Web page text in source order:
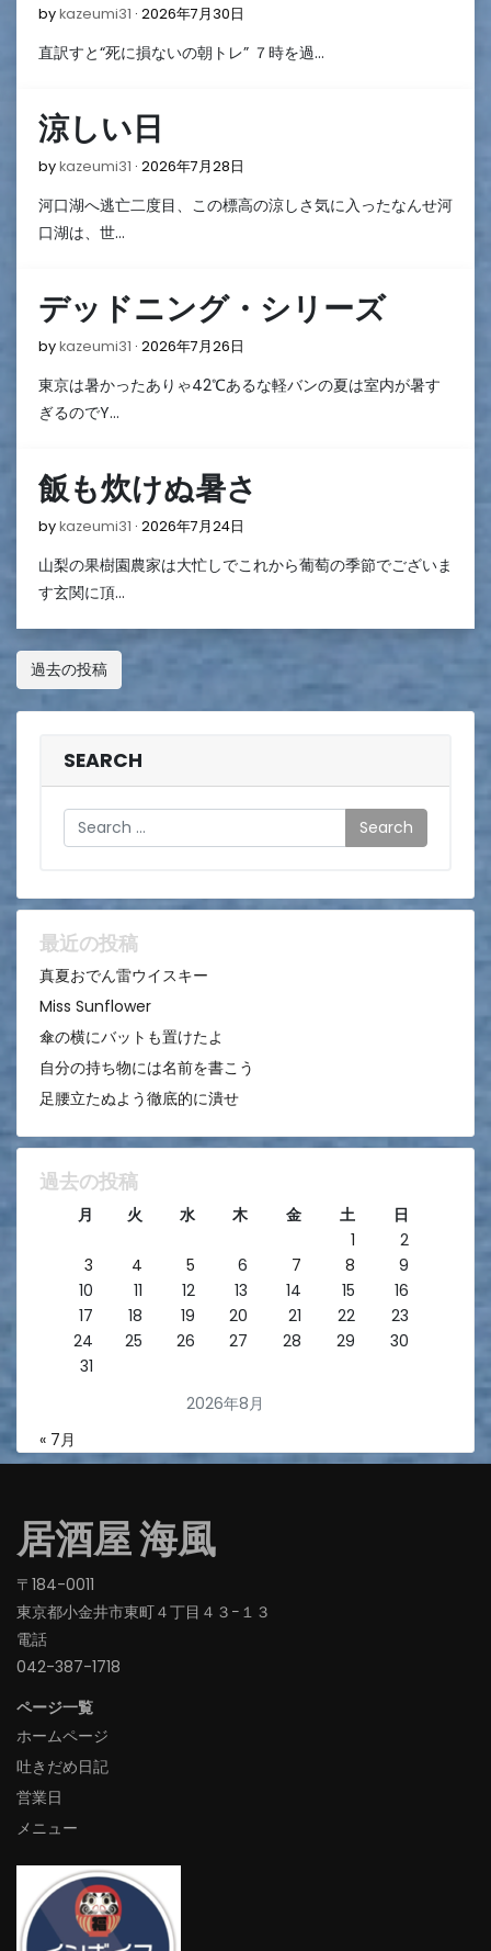
bykazeumi31 2026年7月30日
7
直訳すと“死に損ないの朝トレ” ７時を過…
涼しい日
bykazeumi31 2026年7月28日
7
河口湖へ逃亡二度目、この標高の涼しさ気に入ったなんせ河
口湖は、世…
デッドニング・シリーズ
bykazeumi31 2026年7月26日
7
東京は暑かったありゃ42℃あるな軽バンの夏は室内が暑す
ぎるのでY…
飯も炊けぬ暑さ
bykazeumi31 2026年7月24日
7
日
山梨の果樹園農家は大忙しでこれから葡萄の季節でございま
す玄関に頂…
投
稿
ビ
ゲ
シ
ョ
ン
過去の投稿
SEARCH
Search
最近の投稿
真夏おでん雷ウイスキー
Miss Sunflower
傘の横にバットも置けたよ
自分の持ち物には名前を書こう
足腰立たぬよう徹底的に潰せ
過去の投稿
2026年8月
月 火 水 木 金 土
日
1
2
3
4 5 6 7 8
9
10
11 12 13 14 15
16
17
18 19 20 21 22
23
24
25 26 27 28 29
30
31
« 7月
居酒屋 海風
〒184-0011
東京都小金井市東町４丁目４３−１３
電話
042-387-1718‬
ページ一覧
ホームページ
吐きだめ日記
営業日
メニュー